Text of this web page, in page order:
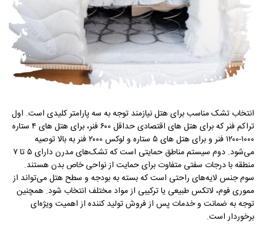
انتخاب تشک مناسب برای هتل نیازمند توجه به سه پارامتر کلیدی است. اول
تراکم فنر که برای هتل های اقتصادی حداقل ۶۰۰ فنر، برای هتل های ۴ ستاره
۱۰۰۰-۱۲۰۰ فنر و برای هتل های ۵ ستاره و لوکس ۲۰۰۰ فنر به بالا توصیه
می‌شود. دوم سیستم مناطق حمایتی است که تشک‌های مدرن دارای ۵ تا ۷
منطقه با درجات سفتی متفاوت برای حمایت از نواحی خاص بدن هستند.
سوم جنس لایه‌های راحتی است که بسته به بودجه و سطح هتل می‌تواند از
مموری فوم، لاتکس طبیعی یا ترکیبی از مواد مختلف انتخاب شود. همچنین
توجه به ضمانت و خدمات پس از فروش تولید کننده از اهمیت ویژه‌ای
برخوردار است.